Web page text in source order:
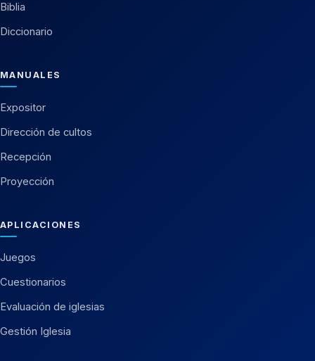
Biblia
Diccionario
MANUALES
Expositor
Dirección de cultos
Recepción
Proyección
APLICACIONES
Juegos
Cuestionarios
Evaluación de iglesias
Gestión Iglesia